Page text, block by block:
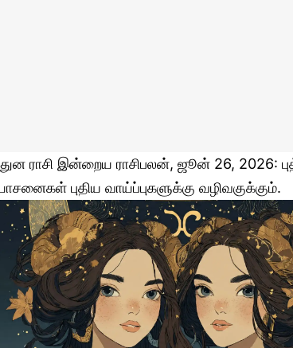
ராசி இன்றைய ராசிபலன், ஜூன் 26, 2026:
புதிய வாய்ப்புகளுக்கு வழிவகுக்கும்.